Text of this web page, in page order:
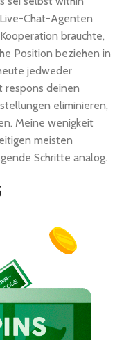
Chat-Agenten
brauchte,
Position beziehen in
jedweder
respons deinen
eliminieren,
Meine wenigkeit
meisten
Schritte analog.